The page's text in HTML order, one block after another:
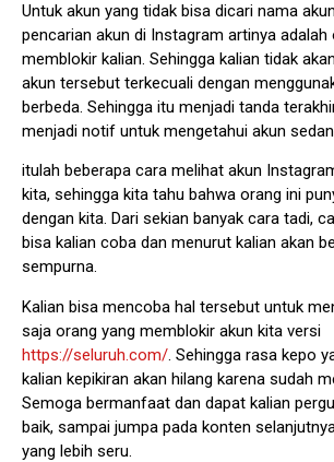
Untuk akun yang tidak bisa dicari nama
pencarian akun di Instagram artinya
memblokir kalian. Sehingga kalian tidak
akun tersebut terkecuali dengan
berbeda. Sehingga itu menjadi tanda
menjadi notif untuk mengetahui akun
itulah beberapa cara melihat akun
kita, sehingga kita tahu bahwa orang ini
dengan kita. Dari sekian banyak cara tadi,
bisa kalian coba dan menurut kalian akan
sempurna.
Kalian bisa mencoba hal tersebut untuk
saja orang yang memblokir akun kita versi
https://seluruh.com/. Sehingga rasa kepo
kalian kepikiran akan hilang karena sudah
Semoga bermanfaat dan dapat kalian
baik, sampai jumpa pada konten
yang lebih seru.